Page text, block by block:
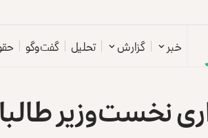
خبر گزارش تحلیل گفت‌وگو
نخست‌وزیر